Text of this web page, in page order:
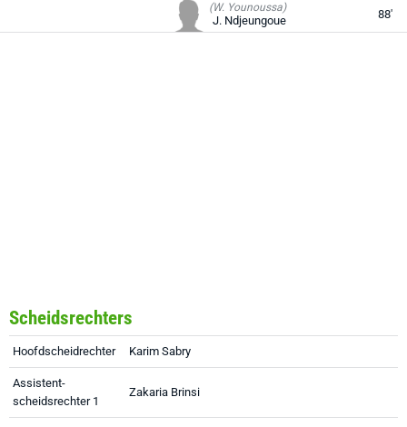
(W. Younoussa)
J. Ndjeungoue 88'
Scheidsrechters
Hoofdscheidrechter Karim Sabry
Assistent-
scheidsrechter 1
Zakaria Brinsi